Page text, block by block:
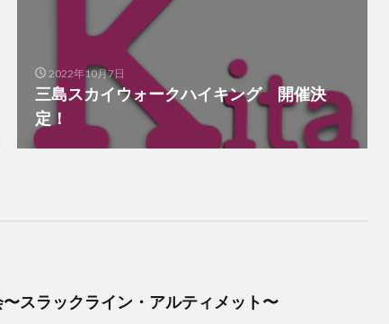
2022年10月7日
三島スカイウォークハイキング 開催決
定！
スラックライン・アルティメット〜